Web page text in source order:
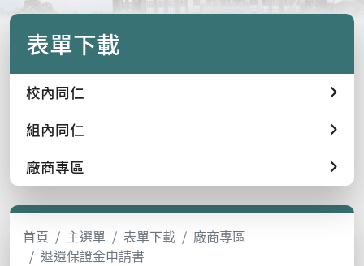
表單下載
校內同仁
組內同仁
廠商專區
首頁 主選單 表單下載
廠商專區
退還保證金申請書